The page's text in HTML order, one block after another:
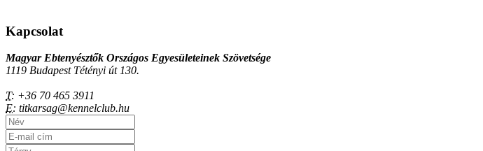
Kapcsolat
Magyar Ebtenyésztők Országos Egyesületeinek Szövetsége
1119 Budapest Tétényi út 130.
T: +36 70 465 3911
E: titkarsag@kennelclub.hu